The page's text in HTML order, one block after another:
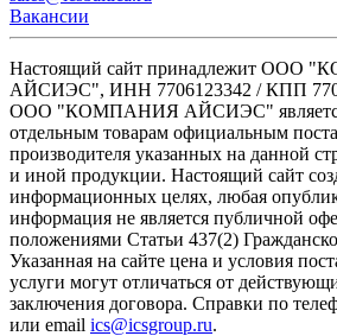
Вакансии
Настоящий сайт принадлежит ООО
АЙСИЭС", ИНН 7706123342 / КПП
ООО "КОМПАНИЯ АЙСИЭС" является
отдельным товарам официальным
производителя указанных на данной
и иной продукции. Настоящий сайт
информационных целях, любая
информация не является публичной
положениями Статьи 437(2)
Указанная на сайте цена и условия
услуги могут отличаться от
заключения договора. Справки по
или email ics@icsgroup.ru.